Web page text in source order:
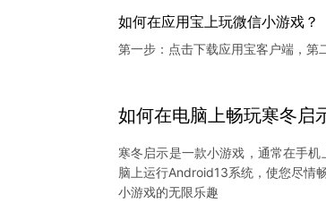
如何在应用宝上玩微信小游戏？
第一步：点击下载应用宝客户端，第
如何在电脑上畅玩寒冬启
寒冬启示是一款小游戏，通常在手
脑上运行Android13系统，使您尽情
小游戏的无限乐趣